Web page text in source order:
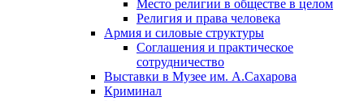
Место религии в обществе в целом
Религия и права человека
Армия и силовые структуры
Соглашения и практическое
сотрудничество
Выставки в Музее им. А.Сахарова
Криминал